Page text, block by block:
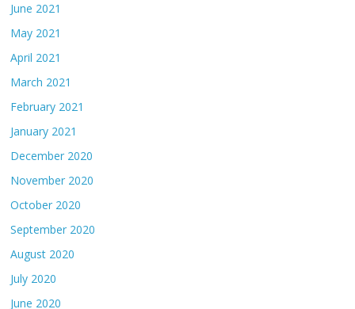
June 2021
May 2021
April 2021
March 2021
February 2021
January 2021
December 2020
November 2020
October 2020
September 2020
August 2020
July 2020
June 2020